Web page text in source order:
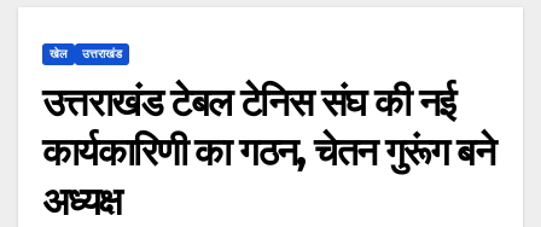
खेल उत्तराखंड
उत्तराखंड टेबल टेनिस संघ की नई
कार्यकारिणी का गठन, चेतन गुरूंग बने
अध्यक्ष